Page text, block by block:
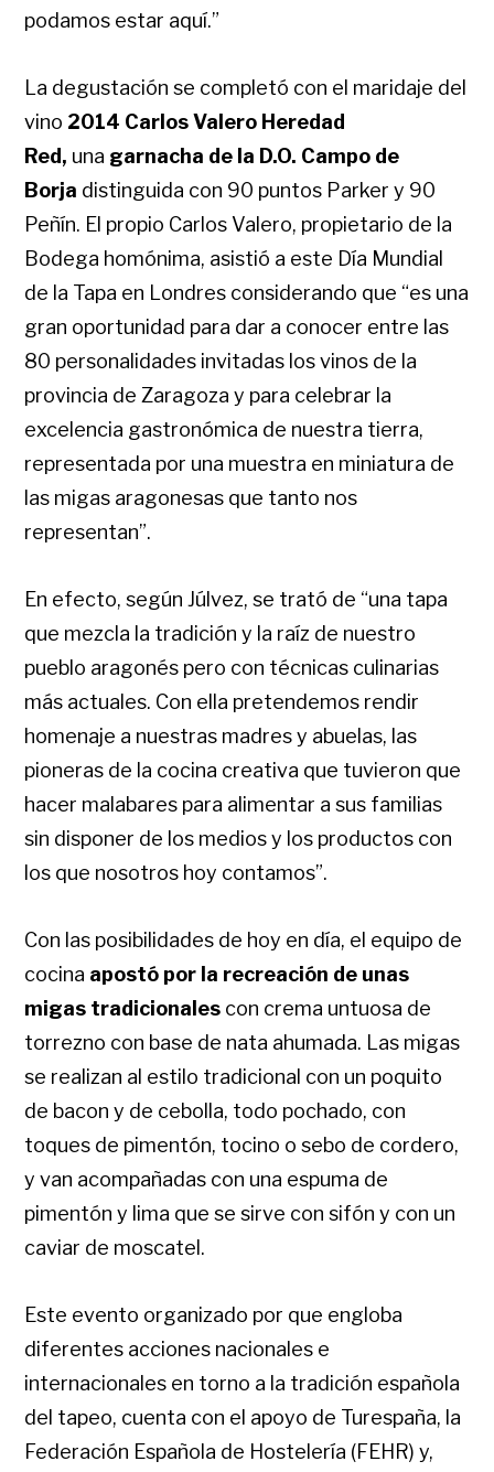
podamos estar aquí.”
La degustación se completó con el maridaje del
vino 2014 Carlos Valero Heredad
Red, una garnacha de la D.O. Campo de
Borja distinguida con 90 puntos Parker y 90
Peñín. El propio Carlos Valero, propietario de la
Bodega homónima, asistió a este Día Mundial
de la Tapa en Londres considerando que “es una
gran oportunidad para dar a conocer entre las
80 personalidades invitadas los vinos de la
provincia de Zaragoza y para celebrar la
excelencia gastronómica de nuestra tierra,
representada por una muestra en miniatura de
las migas aragonesas que tanto nos
representan”.
En efecto, según Júlvez, se trató de “una tapa
que mezcla la tradición y la raíz de nuestro
pueblo aragonés pero con técnicas culinarias
más actuales. Con ella pretendemos rendir
homenaje a nuestras madres y abuelas, las
pioneras de la cocina creativa que tuvieron que
hacer malabares para alimentar a sus familias
sin disponer de los medios y los productos con
los que nosotros hoy contamos”.
Con las posibilidades de hoy en día, el equipo de
cocina apostó por la recreación de unas
migas tradicionales con crema untuosa de
torrezno con base de nata ahumada. Las migas
se realizan al estilo tradicional con un poquito
de bacon y de cebolla, todo pochado, con
toques de pimentón, tocino o sebo de cordero,
y van acompañadas con una espuma de
pimentón y lima que se sirve con sifón y con un
caviar de moscatel.
Este evento organizado por que engloba
diferentes acciones nacionales e
internacionales en torno a la tradición española
del tapeo, cuenta con el apoyo de Turespaña, la
Federación Española de Hostelería (FEHR) y,